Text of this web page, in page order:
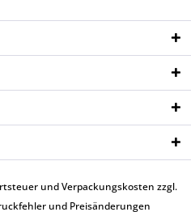
und Verpackungskosten zzgl.
und Preisänderungen